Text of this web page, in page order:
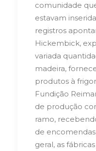
comunidade
estavam
registros
Hickembick,
variada
madeira,
produtos à
Fundição
de produção
ramo,
de
geral, as